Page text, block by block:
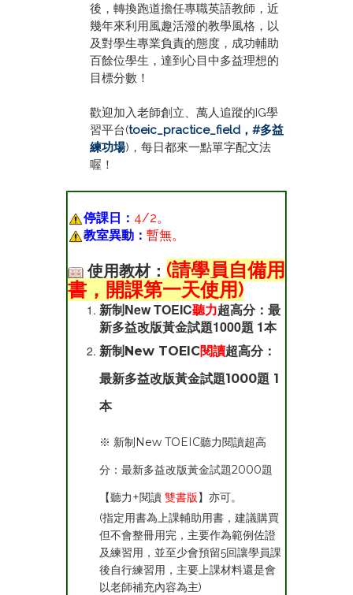
後，轉換跑道擔任專職英語教師，近
幾年來利用風趣活潑的教學風格，以
及對學生專業負責的態度，成功輔助
百餘位學生，達到心目中多益理想的
目標分數！
歡迎加入老師創立、萬人追蹤的IG學
習平台(toeic_practice_field，#多益
練功場)，每日都來一點單字配文法
喔！
停課日： 4/2。
教室異動： 暫無。
使用教材： (請學員自備用
書，開課第一天使用)
新制New TOEIC聽力超高分：最
新多益改版黃金試題1000題 1本
新制New TOEIC閱讀超高分：
最新多益改版黃金試題1000題 1
本
※ 新制New TOEIC聽力閱讀超高
分：最新多益改版黃金試題2000題
【聽力+閱讀 雙書版】亦可。
(指定用書為上課輔助用書，建議購買
但不會整冊用完，主要作為範例佐證
及練習用，並至少會預留5回讓學員課
後自行練習用，主要上課材料還是會
以老師補充內容為主)